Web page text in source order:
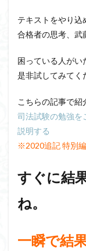
テキストをやり込
合格者の思考、武
困っている人がい
是非試してみてく
こちらの記事で紹
司法試験の勉強を
説明する
※2020追記 特別
すぐに結
ね。
一瞬で結